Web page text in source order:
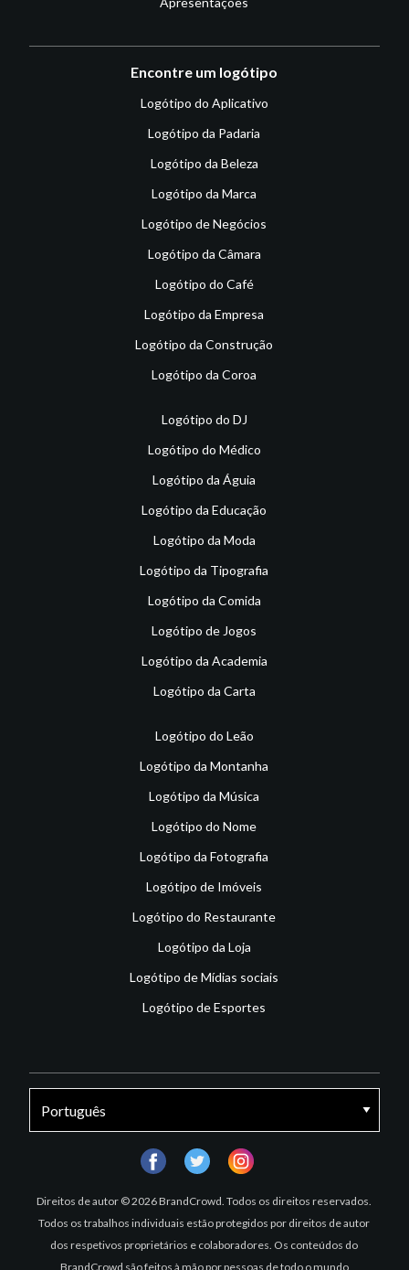
Encontre um logótipo
Logótipo do Aplicativo
Logótipo da Padaria
Logótipo da Beleza
Logótipo da Marca
Logótipo de Negócios
Logótipo da Câmara
Logótipo do Café
Logótipo da Empresa
Logótipo da Construção
Logótipo da Coroa
Logótipo do DJ
Logótipo do Médico
Logótipo da Águia
Logótipo da Educação
Logótipo da Moda
Logótipo da Tipografia
Logótipo da Comida
Logótipo de Jogos
Logótipo da Academia
Logótipo da Carta
Logótipo do Leão
Logótipo da Montanha
Logótipo da Música
Logótipo do Nome
Logótipo da Fotografia
Logótipo de Imóveis
Logótipo do Restaurante
Logótipo da Loja
Logótipo de Mídias sociais
Logótipo de Esportes
Direitos de autor © 2026 BrandCrowd. Todos os direitos reservados.
Todos os trabalhos individuais estão protegidos por direitos de autor
dos respetivos proprietários e colaboradores. Os conteúdos do
BrandCrowd são feitos à mão por pessoas de todo o mundo
facebooktwitter instagram